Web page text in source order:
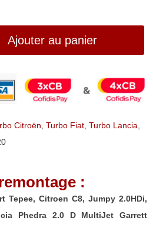
Ajouter au panier
Citroën, Turbo Fiat, Turbo Lancia,
:
Tepee, Citroen C8, Jumpy 2.0HDi,
Phedra 2.0 D MultiJet Garrett